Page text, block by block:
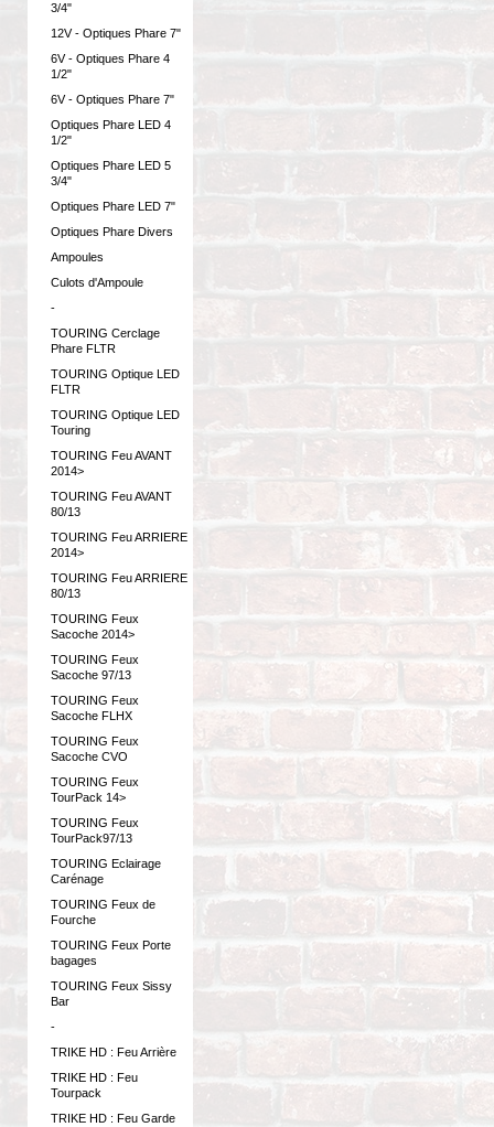
3/4"
12V - Optiques Phare 7"
6V - Optiques Phare 4
1/2"
6V - Optiques Phare 7"
Optiques Phare LED 4
1/2"
Optiques Phare LED 5
3/4"
Optiques Phare LED 7"
Optiques Phare Divers
Ampoules
Culots d'Ampoule
-
TOURING Cerclage
Phare FLTR
TOURING Optique LED
FLTR
TOURING Optique LED
Touring
TOURING Feu AVANT
2014>
TOURING Feu AVANT
80/13
TOURING Feu ARRIERE
2014>
TOURING Feu ARRIERE
80/13
TOURING Feux
Sacoche 2014>
TOURING Feux
Sacoche 97/13
TOURING Feux
Sacoche FLHX
TOURING Feux
Sacoche CVO
TOURING Feux
TourPack 14>
TOURING Feux
TourPack97/13
TOURING Eclairage
Carénage
TOURING Feux de
Fourche
TOURING Feux Porte
bagages
TOURING Feux Sissy
Bar
-
TRIKE HD : Feu Arrière
TRIKE HD : Feu
Tourpack
TRIKE HD : Feu Garde